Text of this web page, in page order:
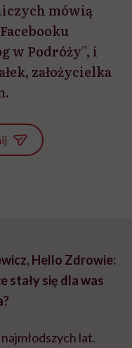
mówią
w Podróży”, i
założycielka
Hello Zdrowie:
stały się dla was
lat.